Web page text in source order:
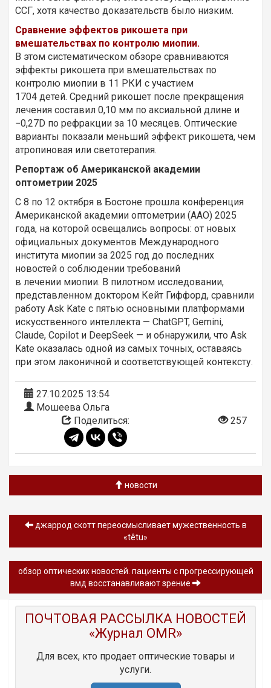
ССГ, хотя качество доказательств было низким.
Сравнение эффектов рикошета при
вмешательствах по контролю миопии.
В этом систематическом обзоре сравниваются
эффекты рикошета при вмешательствах по
контролю миопии в 11 РКИ с участием
1704 детей. Средний рикошет после прекращения
лечения составил 0,10 мм по аксиальной длине и
−0,27D по рефракции за 10 месяцев. Оптические
варианты показали меньший эффект рикошета, чем
атропиновая или светотерапия.
Репортаж об Американской академии
оптометрии 2025
С 8 по 12 октября в Бостоне прошла конференция
Американской академии оптометрии (AAO) 2025
года, на которой освещались вопросы: от новых
официальных документов Международного
института миопии за 2025 год до последних
новостей о соблюдении требований
в лечении миопии. В пилотном исследовании,
представленном доктором Кейт Гиффорд, сравнили
работу Ask Kate с пятью основными платформами
искусственного интеллекта — ChatGPT, Gemini,
Claude, Copilot и DeepSeek — и обнаружили, что Ask
Kate оказалась одной из самых точных, оставаясь
при этом лаконичной и соответствующей контексту.
27.10.2025 13:54
Мошеева Ольга
Поделиться:
257
новости
джаррод скотт переосмысливает мужественность в
«têtu»
обзор oптических новостей. пациенты с прогрессирующей
вмд восстанавливают зрение
ПОЧТОВАЯ РАССЫЛКА НОВОСТЕЙ
«Журнал OMR»
Для всех, кто продает оптические товары и
услуги.